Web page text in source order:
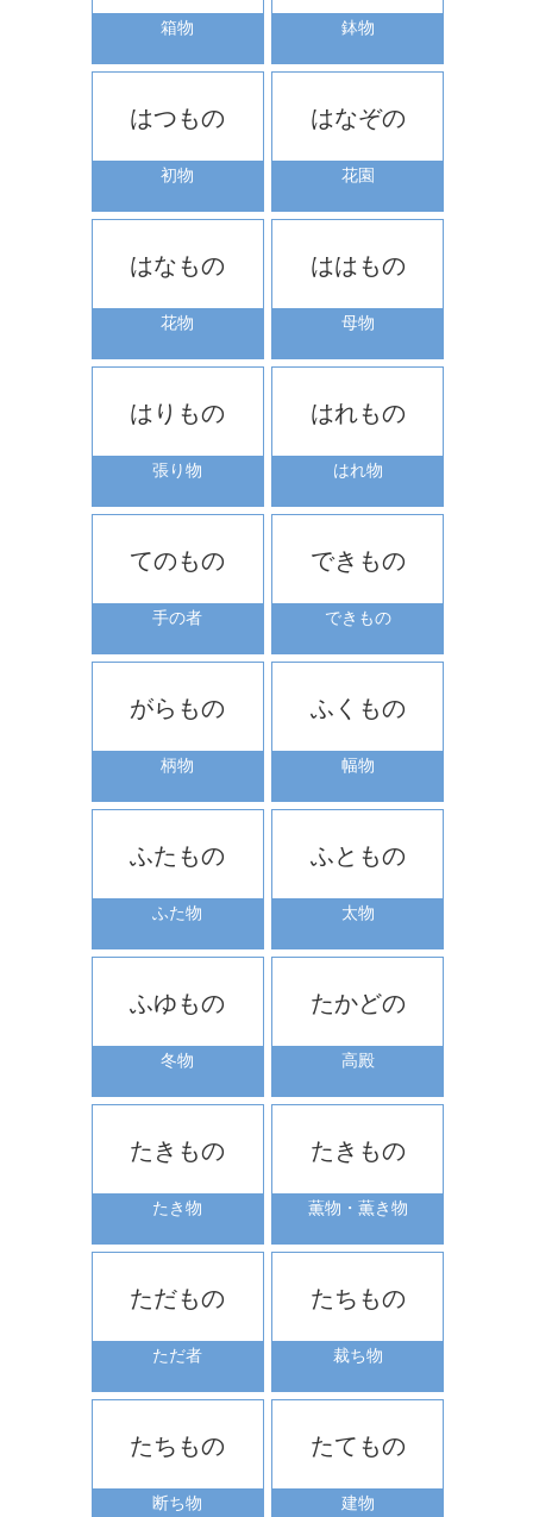
箱物 鉢物
はつもの
初物
はなぞの
花園
はなもの
花物
ははもの
母物
はりもの
張り物
はれもの
はれ物
てのもの
手の者
できもの
できもの
がらもの
柄物
ふくもの
幅物
ふたもの
ふた物
ふともの
太物
ふゆもの
冬物
たかどの
高殿
たきもの
たき物
たきもの
薫物・薫き物
ただもの
ただ者
たちもの
裁ち物
たちもの
断ち物
たてもの
建物